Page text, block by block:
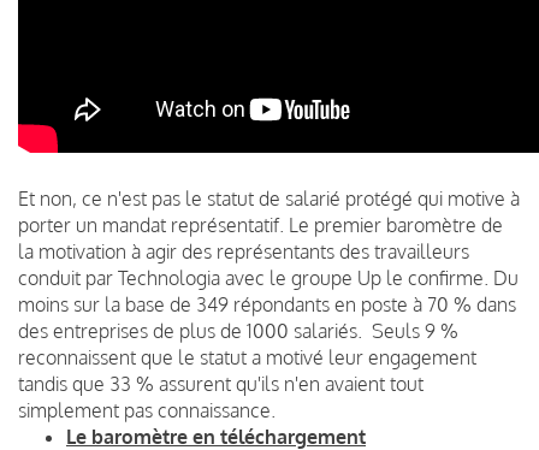
Et non, ce n'est pas le statut de salarié protégé qui motive à
porter un mandat représentatif. Le premier baromètre de
la motivation à agir des représentants des travailleurs
conduit par Technologia avec le groupe Up le confirme. Du
moins sur la base de 349 répondants en poste à 70 % dans
des entreprises de plus de 1000 salariés. Seuls 9 %
reconnaissent que le statut a motivé leur engagement
tandis que 33 % assurent qu'ils n'en avaient tout
simplement pas connaissance.
Le baromètre en téléchargement